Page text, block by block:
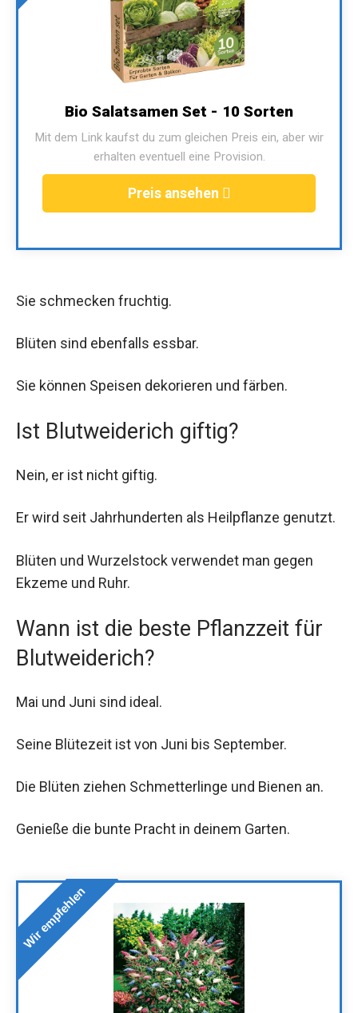
Bio Salatsamen Set - 10 Sorten
Mit dem Link kaufst du zum gleichen Preis ein, aber wir
erhalten eventuell eine Provision.
Preis ansehen
Sie schmecken fruchtig.
Blüten sind ebenfalls essbar.
Sie können Speisen dekorieren und färben.
Ist Blutweiderich giftig?
Nein, er ist nicht giftig.
Er wird seit Jahrhunderten als Heilpflanze genutzt.
Blüten und Wurzelstock verwendet man gegen
Ekzeme und Ruhr.
Wann ist die beste Pflanzzeit für
Blutweiderich?
Mai und Juni sind ideal.
Seine Blütezeit ist von Juni bis September.
Die Blüten ziehen Schmetterlinge und Bienen an.
Genieße die bunte Pracht in deinem Garten.
Wir empfehlen